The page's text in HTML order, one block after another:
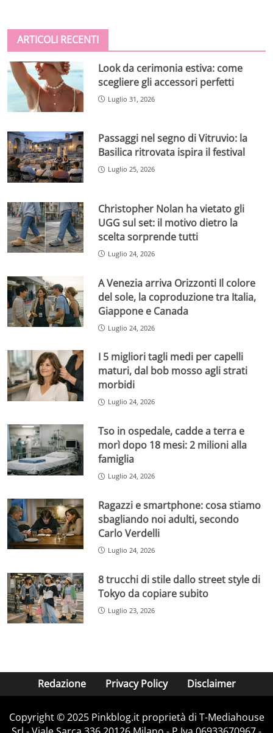
ARTICOLI RECENTI
Look da cerimonia estiva: come
scegliere gli accessori perfetti
Luglio 31, 2026
Passaggi nel segno di Vitruvio: la
Basilica ritrovata ispira il festival
Luglio 25, 2026
Christopher Nolan ha vietato gli
UGG sul set: il motivo dietro la
scelta sorprende tutti
Luglio 24, 2026
A Venezia arriva Orizzonti Il colore
del sole, la coproduzione tra Italia,
Giappone e Canada
Luglio 24, 2026
I 5 migliori tagli medi per capelli
maturi, dal bob mosso agli strati
morbidi
Luglio 24, 2026
Tso in ospedale, cadde a terra e
morì dopo 18 mesi: 2 milioni alla
famiglia
Luglio 24, 2026
Ragazzi e smartphone: cosa stiamo
sbagliando noi adulti, secondo
Carlo Verdelli
Luglio 24, 2026
8 trucchi di stile dallo street style di
Tokyo da copiare subito
Luglio 23, 2026
Redazione Privacy Policy Disclaimer
Copyright © 2025 Pinkblog.it proprietà di T-Mediahouse